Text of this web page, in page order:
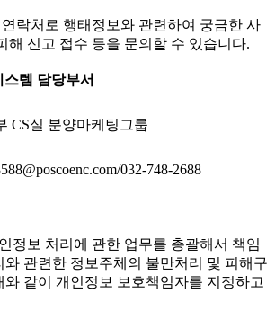
락처로 행태정보와 관련하여 궁금한 사
해 신고 접수 등을 문의할 수 있습니다.
스템 담당부서
CS실 분양마케팅그룹
032-748-2688
정보 처리에 관한 업무를 총괄해서 책임
와 관련한 정보주체의 불만처리 및 피해구
같이 개인정보 보호책임자를 지정하고